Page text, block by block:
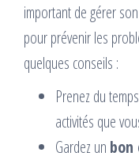
important de gérer
pour prévenir les
quelques conseils :
Prenez du
activités que
Gardez un bon